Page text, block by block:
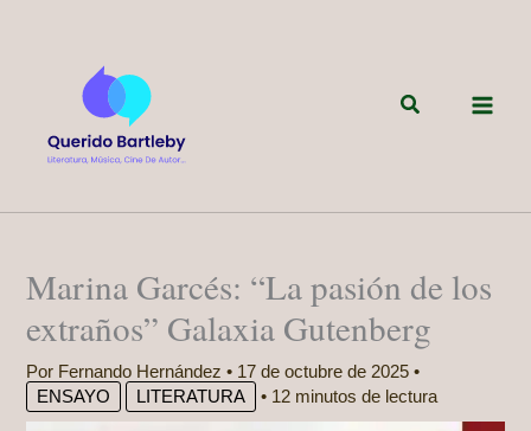
Buscar
Marina Garcés: “La pasión de los
extraños” Galaxia Gutenberg
Por Fernando Hernández• 17 de octubre de 2025•
ENSAYO
LITERATURA • 12 minutos de lectura